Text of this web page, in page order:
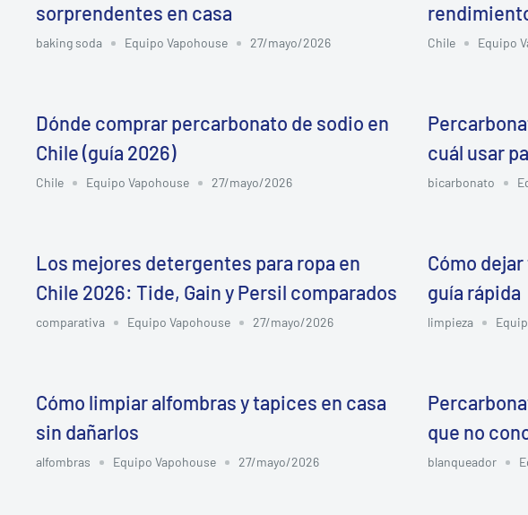
sorprendentes en casa
baking soda Equipo Vapohouse 27/mayo/2026 Chile Equipo
Dónde comprar percarbonato de sodio en
Chile (guía 2026)
Chile Equipo Vapohouse 27/mayo/2026
cuál usar
bicarbonato
Los mejores detergentes para ropa en
Chile 2026: Tide, Gain y Persil comparados
comparativa Equipo Vapohouse 27/mayo/2026
Cómo
guía rápida
limpieza
Cómo limpiar alfombras y tapices en casa
sin dañarlos
alfombras Equipo Vapohouse 27/mayo/2026
que no
blanqueador